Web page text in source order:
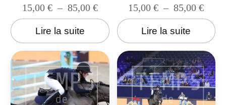
15,00 € – 85,00 €
Lire la suite
15,00€ – 85,00€
Lire la suite